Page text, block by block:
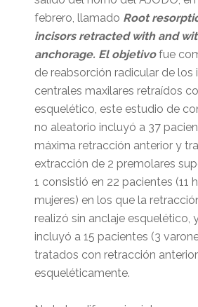
febrero, llamado Root
incisors retracted with and
anchorage. El objetivofue
de reabsorción radicular de los
centrales maxilares retraídos
esquelético, este estudio de
no aleatorio incluyó a 37
máxima retracción anterior y
extracción de 2 premolares
1 consistió en 22 pacientes (11
mujeres) en los que la
realizó sin anclaje esquelético,
incluyó a 15 pacientes (3
tratados con retracción
esqueléticamente.